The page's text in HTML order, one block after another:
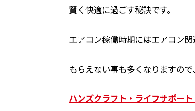
賢く快適に過ごす秘訣です。
エアコン稼働時期にはエアコン
もらえない事も多くなりますの
ハンズクラフト・ライフサポー